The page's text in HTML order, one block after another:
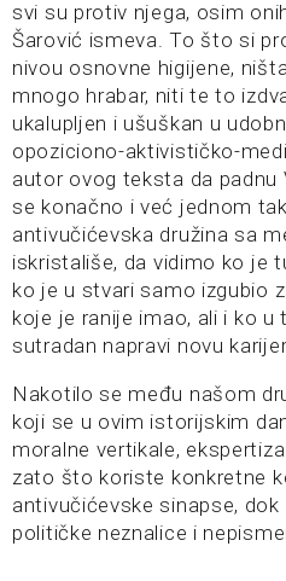
svi su protiv njega, osim
Šarović ismeva. To što si
nivou osnovne higijene,
mnogo hrabar, niti te to
ukalupljen i ušuškan u
opoziciono-aktivističko-
autor ovog teksta da padnu
se konačno i već jednom
antivučićevska družina sa
iskristališe, da vidimo ko je
ko je u stvari samo izgubio
koje je ranije imao, ali i ko u
sutradan napravi novu
Nakotilo se među našom
koji se u ovim istorijskim
moralne vertikale,
zato što koriste konkretne
antivučićevske sinapse,
političke neznalice i